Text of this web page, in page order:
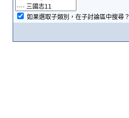
如果選取子類別，在子討論區中搜尋？